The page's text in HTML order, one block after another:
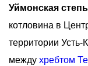
Уймонская степь
котловина в
территории Усть-
междухребтом